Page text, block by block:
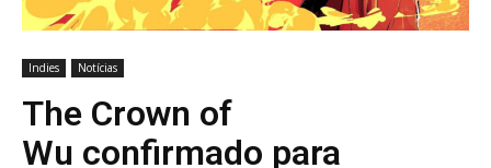
Indies Notícias
The Crown of
Wu confirmado para